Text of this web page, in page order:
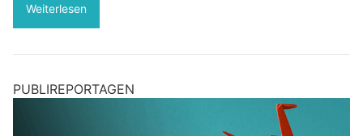
Weiterlesen
PUBLIREPORTAGEN